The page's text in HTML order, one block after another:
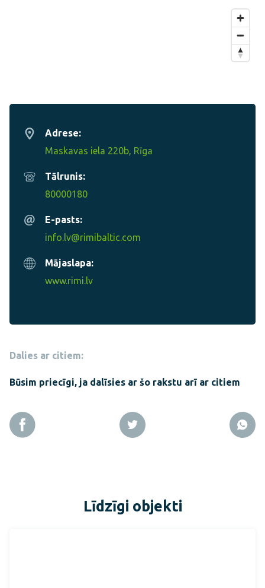
Adrese:
Maskavas iela 220b, Rīga
Tālrunis:
80000180
E-pasts:
info.lv@rimibaltic.com
Mājaslapa:
www.rimi.lv
Dalies ar citiem:
Būsim priecīgi, ja dalīsies ar šo rakstu arī ar citiem
Līdzīgi objekti